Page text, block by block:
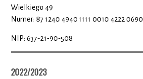
Wielkiego 49
Numer: 87 1240 4940 1111 0010 4222 0690
NIP: 637-21-90-508
2022/2023